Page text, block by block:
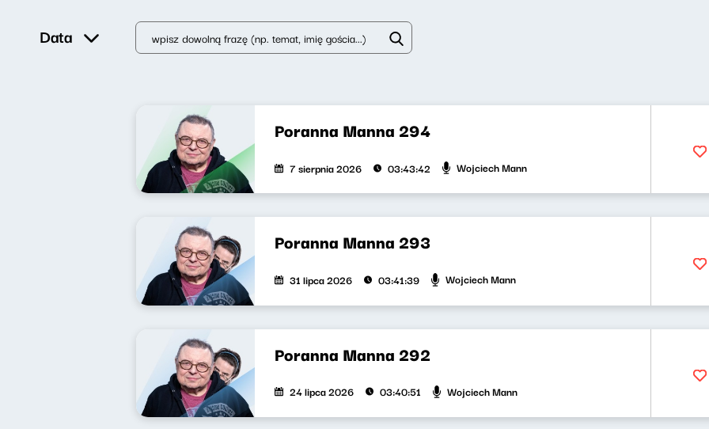
Data
Poranna Manna 294
7 sierpnia 2026 03:43:42 Wojciech Mann
Poranna Manna 293
31 lipca 2026 03:41:39 Wojciech Mann
Poranna Manna 292
24 lipca 2026 03:40:51 Wojciech Mann